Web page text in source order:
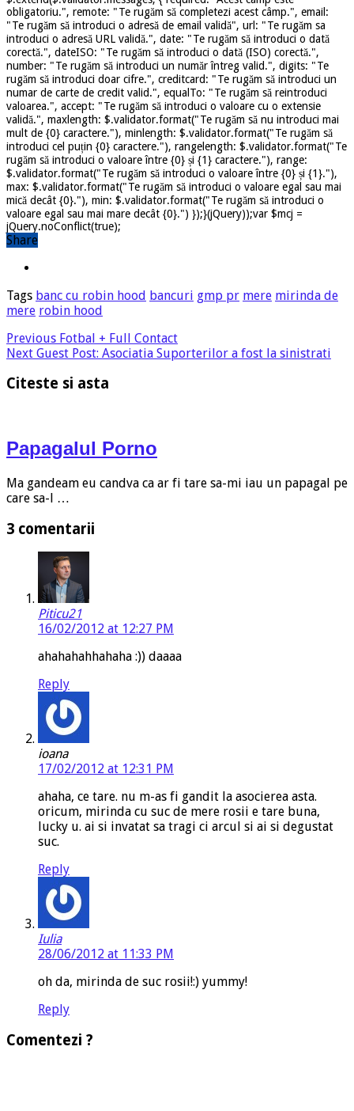
obligatoriu.", remote: "Te rugăm să completezi acest câmp.", email:
"Te rugăm să introduci o adresă de email validă", url: "Te rugăm sa
introduci o adresă URL validă.", date: "Te rugăm să introduci o dată
corectă.", dateISO: "Te rugăm să introduci o dată (ISO) corectă.",
number: "Te rugăm să introduci un număr întreg valid.", digits: "Te
rugăm să introduci doar cifre.", creditcard: "Te rugăm să introduci un
numar de carte de credit valid.", equalTo: "Te rugăm să reintroduci
valoarea.", accept: "Te rugăm să introduci o valoare cu o extensie
validă.", maxlength: $.validator.format("Te rugăm să nu introduci mai
mult de {0} caractere."), minlength: $.validator.format("Te rugăm să
introduci cel puțin {0} caractere."), rangelength: $.validator.format("Te
rugăm să introduci o valoare între {0} și {1} caractere."), range:
$.validator.format("Te rugăm să introduci o valoare între {0} și {1}."),
max: $.validator.format("Te rugăm să introduci o valoare egal sau mai
mică decât {0}."), min: $.validator.format("Te rugăm să introduci o
valoare egal sau mai mare decât {0}.") });}(jQuery));var $mcj =
jQuery.noConflict(true);
Share
Tags banc cu robin hood bancuri gmp pr mere mirinda de
mere robin hood
Previous Fotbal + Full Contact
Next Guest Post: Asociatia Suporterilor a fost la sinistrati
Citeste si asta
Papagalul Porno
Ma gandeam eu candva ca ar fi tare sa-mi iau un papagal pe
care sa-l …
3 comentarii
Piticu21
16/02/2012 at 12:27 PM
ahahahahhahaha :)) daaaa
Reply
ioana
17/02/2012 at 12:31 PM
ahaha, ce tare. nu m-as fi gandit la asocierea asta.
oricum, mirinda cu suc de mere rosii e tare buna,
lucky u. ai si invatat sa tragi ci arcul si ai si degustat
suc.
Reply
Iulia
28/06/2012 at 11:33 PM
oh da, mirinda de suc rosii!:) yummy!
Reply
Comentezi ?